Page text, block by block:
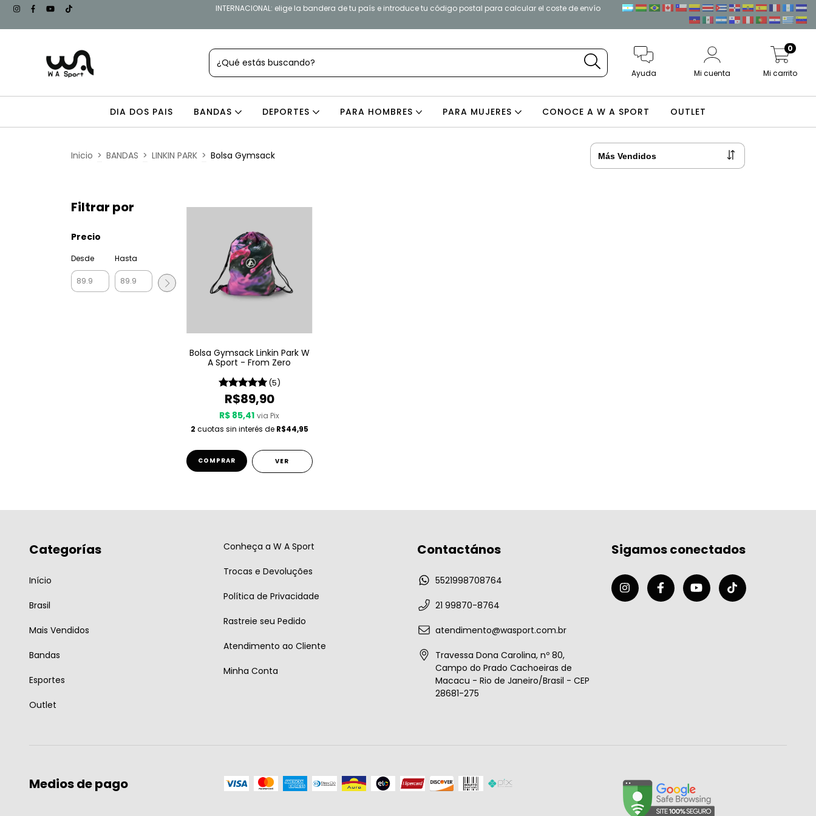
INTERNACIONAL: elige la bandera de tu país e introduce tu código postal para calcular el coste de envío
Ayuda Mi cuenta Mi carrito
0
DIA DOS PAIS BANDAS DEPORTES PARA HOMBRES PARA MUJERES CONOCE A W A SPORT OUTLET
Inicio > BANDAS > LINKIN PARK > Bolsa Gymsack
Filtrar por
Precio
Desde Hasta
Bolsa Gymsack Linkin Park W
A Sport - From Zero
(5)
R$89,90
R$ 85,41 via Pix
2 cuotas sin interés de R$44,95
VER
Categorías
Início
Brasil
Mais Vendidos
Bandas
Esportes
Outlet
Conheça a W A Sport
Trocas e Devoluções
Política de Privacidade
Rastreie seu Pedido
Atendimento ao Cliente
Minha Conta
Contactános
5521998708764
21 99870-8764
atendimento@wasport.com.br
Travessa Dona Carolina, nº 80,
Campo do Prado Cachoeiras de
Macacu - Rio de Janeiro/Brasil - CEP
28681-275
Sigamos conectados
Medios de pago